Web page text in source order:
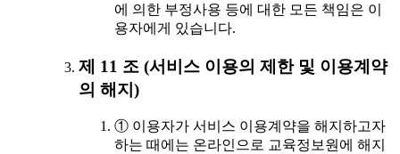
에 의한 부정사용 등에 대한 모든 책임은 이
용자에게 있습니다.
제 11 조 (서비스 이용의 제한 및 이용계약
의 해지)
① 이용자가 서비스 이용계약을 해지하고자
하는 때에는 온라인으로 교육정보원에 해지